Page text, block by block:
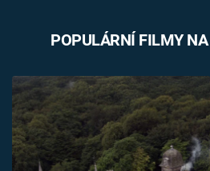
POPULÁRNÍ FILMY